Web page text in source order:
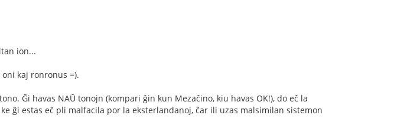
ion...
kaj ronronus =).
Ĝi havas NAŬ tonojn (kompari ĝin kun Mezaĉino, kiu havas OK!), do eĉ la
ĝi estas eĉ pli malfacila por la eksterlandanoj, ĉar ili uzas malsimilan sistemon